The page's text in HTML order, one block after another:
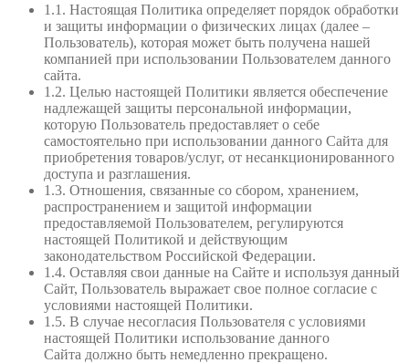
1.1. Настоящая Политика определяет порядок обработки
и защиты информации о физических лицах (далее –
Пользователь), которая может быть получена нашей
компанией при использовании Пользователем данного
сайта.
1.2. Целью настоящей Политики является обеспечение
надлежащей защиты персональной информации,
которую Пользователь предоставляет о себе
самостоятельно при использовании данного Сайта для
приобретения товаров/услуг, от несанкционированного
доступа и разглашения.
1.3. Отношения, связанные со сбором, хранением,
распространением и защитой информации
предоставляемой Пользователем, регулируются
настоящей Политикой и действующим
законодательством Российской Федерации.
1.4. Оставляя свои данные на Сайте и используя данный
Сайт, Пользователь выражает свое полное согласие с
условиями настоящей Политики.
1.5. В случае несогласия Пользователя с условиями
настоящей Политики использование данного
Сайта должно быть немедленно прекращено.